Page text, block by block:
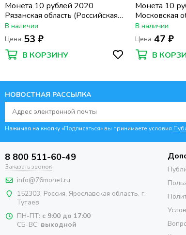
Монета 10 рублей 2020
Рязанская область (Российская
Федерация)
В наличии
Цена 53 ₽
В КОРЗИНУ
Монета 10
Московская
Федерация)
В наличии
Цена 47 ₽
В
НОВОСТНАЯ РАССЫЛКА
Нажимая на кнопку «Подписаться» вы принимаете условия
8 800 511-60-49
Заказать звонок
info@76monet.ru
152303, Россия, Ярославская область, г.
Тутаев
ПН-ПТ: с 9:00 до 17:00
СБ-ВС: выходной